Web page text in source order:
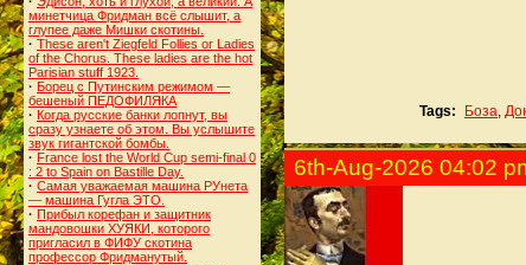
минетчица Фридман всё слышит, а
глупее даже Мишки скотины.
· These aren't Ziegfeld Follies or Ladies
of the Chorus. These ladies are the hot
Parisian stuff 1923.
· Борец с Путинским режимом —
бешеный ПЕДОФИЛЯКА
· Когда русские банки лопнут, вы
сразу узнаете об этом. Вы услышите
звук гигантской бомбы.
· France lost the World Cup semi-final 0
: 2 to Spain on Bastille Day.
· Самая уважаемая машина РУнета
— машина Гугла ЭТО.
· Прибыл корефан и защитник
мандовошки ХУЯКИ, которого
пригласил в ФИФУ скотина
профессор Фридманутый.
Tags:
Боза,
6th-Aug-2026 04:02